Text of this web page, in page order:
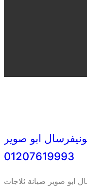
ابو صوير
01207619993
ابو صوير صيانة ثلاجات